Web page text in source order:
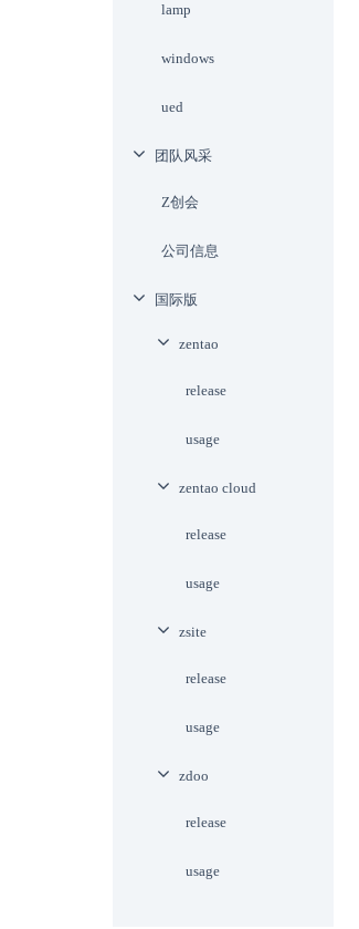
lamp
windows
ued
团队风采
Z创会
公司信息
国际版
zentao
release
usage
zentao cloud
release
usage
zsite
release
usage
zdoo
release
usage